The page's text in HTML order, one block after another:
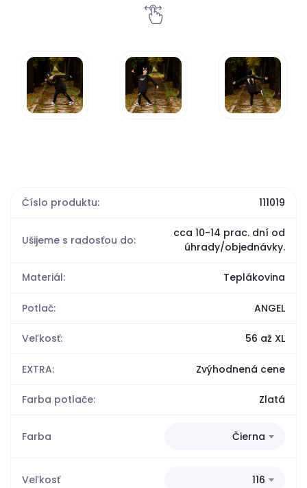
Číslo produktu: 111019
Ušijeme s radosťou do:
cca 10-14 prac. dní od
úhrady/objednávky.
Materiál: Teplákovina
Potlač: ANGEL
Veľkosť: 56 až XL
EXTRA: Zvýhodnená cene
Farba potlače: Zlatá
Farba Čierna
Veľkosť 116